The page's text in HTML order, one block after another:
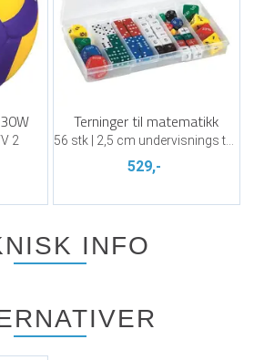
2
Terninger til matematikk
56 stk | 2,5 cm undervisnings terninger
529,-
INFO